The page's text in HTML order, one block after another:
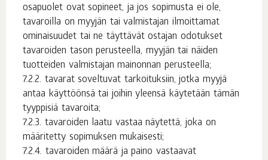
osapuolet ovat sopineet, ja jos sopimusta ei ole,
tavaroilla on myyjän tai valmistajan ilmoittamat
ominaisuudet tai ne täyttävät ostajan odotukset
tavaroiden tason perusteella, myyjän tai näiden
tuotteiden valmistajan mainonnan perusteella;
tavarat soveltuvat tarkoituksiin, jotka myyjä
antaa käyttöönsä tai joihin yleensä käytetään tämän
tyyppisiä tavaroita;
tavaroiden laatu vastaa näytettä, joka on
määritetty sopimuksen mukaisesti;
tavaroiden määrä ja paino vastaavat